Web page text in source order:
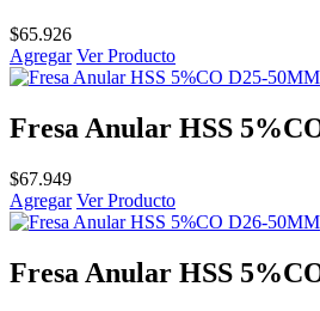
$65.926
Agregar Ver Producto
Fresa Anular HSS
$67.949
Agregar Ver Producto
Fresa Anular HSS